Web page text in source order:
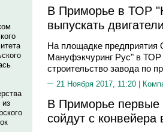
из
В Приморье в ТОР
выпускать
На площадке
Мануфэкчуринг Рус" в
строительство завода по
21 Ноября 2017, 11:20 |
В Приморье первые
сойдут с конвейера